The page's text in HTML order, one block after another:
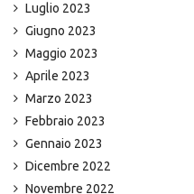
Luglio 2023
Giugno 2023
Maggio 2023
Aprile 2023
Marzo 2023
Febbraio 2023
Gennaio 2023
Dicembre 2022
Novembre 2022